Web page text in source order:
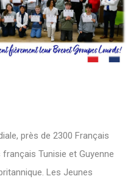
près de 2300 Français
Tunisie et Guyenne
Les Jeunes